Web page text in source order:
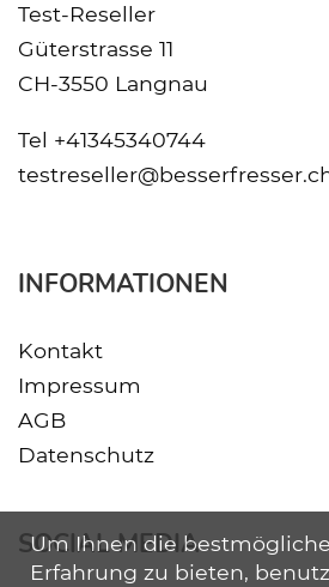
Test-Reseller
Güterstrasse 11
CH-3550 Langnau
Tel +41345340744
INFORMATIONEN
Kontakt
Impressum
AGB
Datenschutz
SOCIAL MEDIA
Um Ihnen die bestmögliche
Erfahrung zu bieten,